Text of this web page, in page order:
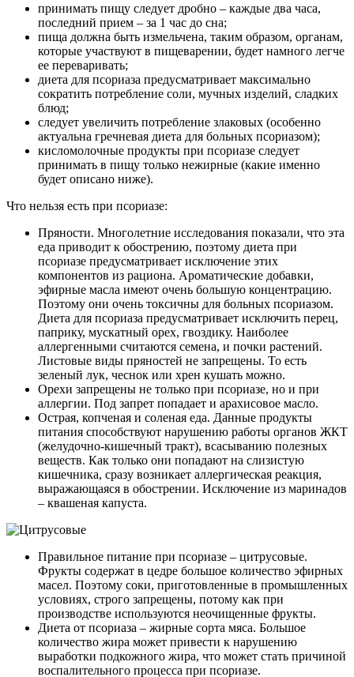
принимать пищу следует дробно – каждые два часа,
последний прием – за 1 час до сна;
пища должна быть измельчена, таким образом, органам,
которые участвуют в пищеварении, будет намного легче
ее переваривать;
диета для псориаза предусматривает максимально
сократить потребление соли, мучных изделий, сладких
блюд;
следует увеличить потребление злаковых (особенно
актуальна гречневая диета для больных псориазом);
кисломолочные продукты при псориазе следует
принимать в пищу только нежирные (какие именно
будет описано ниже).
Что нельзя есть при псориазе:
Пряности. Многолетние исследования показали, что эта
еда приводит к обострению, поэтому диета при
псориазе предусматривает исключение этих
компонентов из рациона. Ароматические добавки,
эфирные масла имеют очень большую концентрацию.
Поэтому они очень токсичны для больных псориазом.
Диета для псориаза предусматривает исключить перец,
паприку, мускатный орех, гвоздику. Наиболее
аллергенными считаются семена, и почки растений.
Листовые виды пряностей не запрещены. То есть
зеленый лук, чеснок или хрен кушать можно.
Орехи запрещены не только при псориазе, но и при
аллергии. Под запрет попадает и арахисовое масло.
Острая, копченая и соленая еда. Данные продукты
питания способствуют нарушению работы органов ЖКТ
(желудочно-кишечный тракт), всасыванию полезных
веществ. Как только они попадают на слизистую
кишечника, сразу возникает аллергическая реакция,
выражающаяся в обострении. Исключение из маринадов
– квашеная капуста.
Правильное питание при псориазе – цитрусовые.
Фрукты содержат в цедре большое количество эфирных
масел. Поэтому соки, приготовленные в промышленных
условиях, строго запрещены, потому как при
производстве используются неочищенные фрукты.
Диета от псориаза – жирные сорта мяса. Большое
количество жира может привести к нарушению
выработки подкожного жира, что может стать причиной
воспалительного процесса при псориазе.